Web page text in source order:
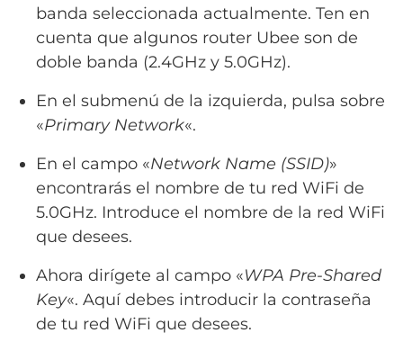
banda seleccionada actualmente. Ten en
cuenta que algunos router Ubee son de
doble banda (2.4GHz y 5.0GHz).
En el submenú de la izquierda, pulsa sobre
«Primary Network«.
En el campo «Network Name (SSID)»
encontrarás el nombre de tu red WiFi de
5.0GHz. Introduce el nombre de la red WiFi
que desees.
Ahora dirígete al campo «WPA Pre-Shared
Key«. Aquí debes introducir la contraseña
de tu red WiFi que desees.